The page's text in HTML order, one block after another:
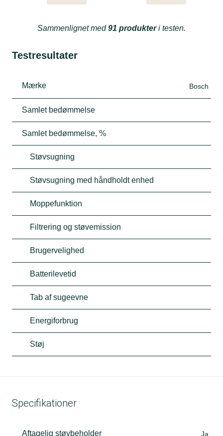
Sammenlignet med91 produkteri testen.
Testresultater
Mærke Bosch
Samlet bedømmelse
Samlet bedømmelse, %
Støvsugning
Støvsugning med håndholdt enhed
Moppefunktion
Filtrering og støvemission
Brugervelighed
Batterilevetid
Tab af sugeevne
Energiforbrug
Støj
Specifikationer
Aftagelig støvbeholder Ja